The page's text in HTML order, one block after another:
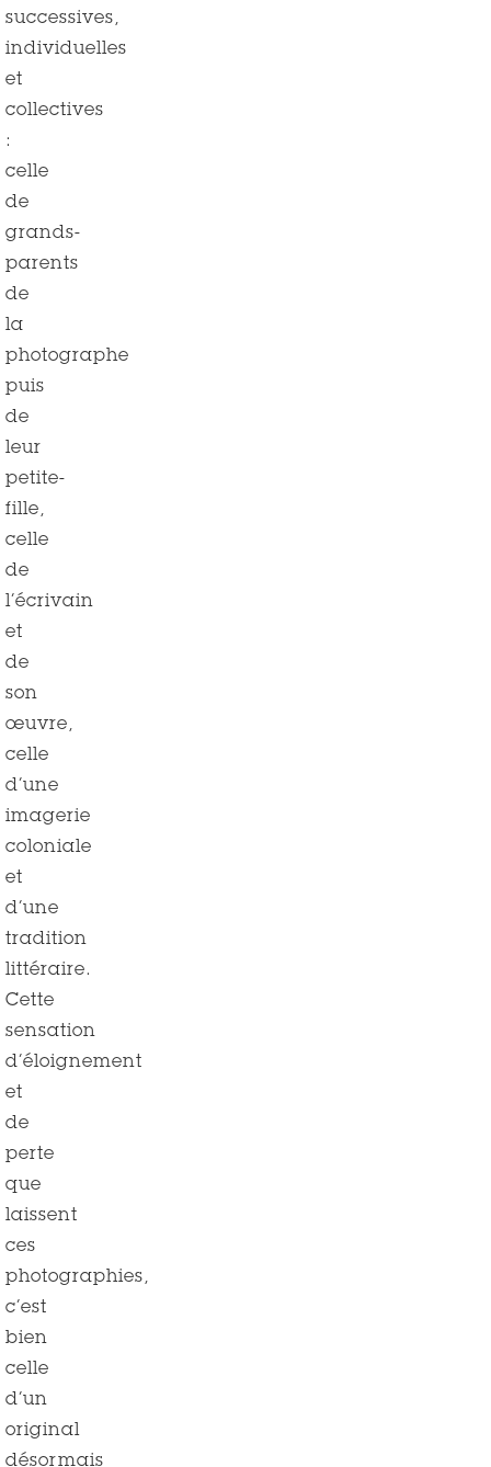
successives,
individuelles
et
collectives
:
celle
de
grands-
parents
de
la
photographe
puis
de
leur
petite-
fille,
celle
de
l’écrivain
et
de
son
œuvre,
celle
d’une
imagerie
coloniale
et
d’une
tradition
littéraire.
Cette
sensation
d’éloignement
et
de
perte
que
laissent
ces
photographies,
c’est
bien
celle
d’un
original
désormais